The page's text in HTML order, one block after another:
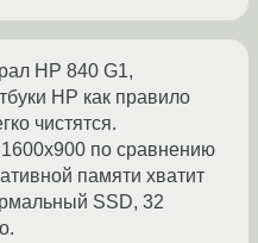
HP 840 G1,
HP как правило
чистятся.
по сравнению
памяти хватит
SSD, 32